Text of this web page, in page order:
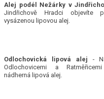
Alej podél Nežárky v
Jindřichově Hradci objevíte
vysázenou lipovou alej.
Odlochovická lipová alej -
Odlochovicemi a
nádherná lipová alej.